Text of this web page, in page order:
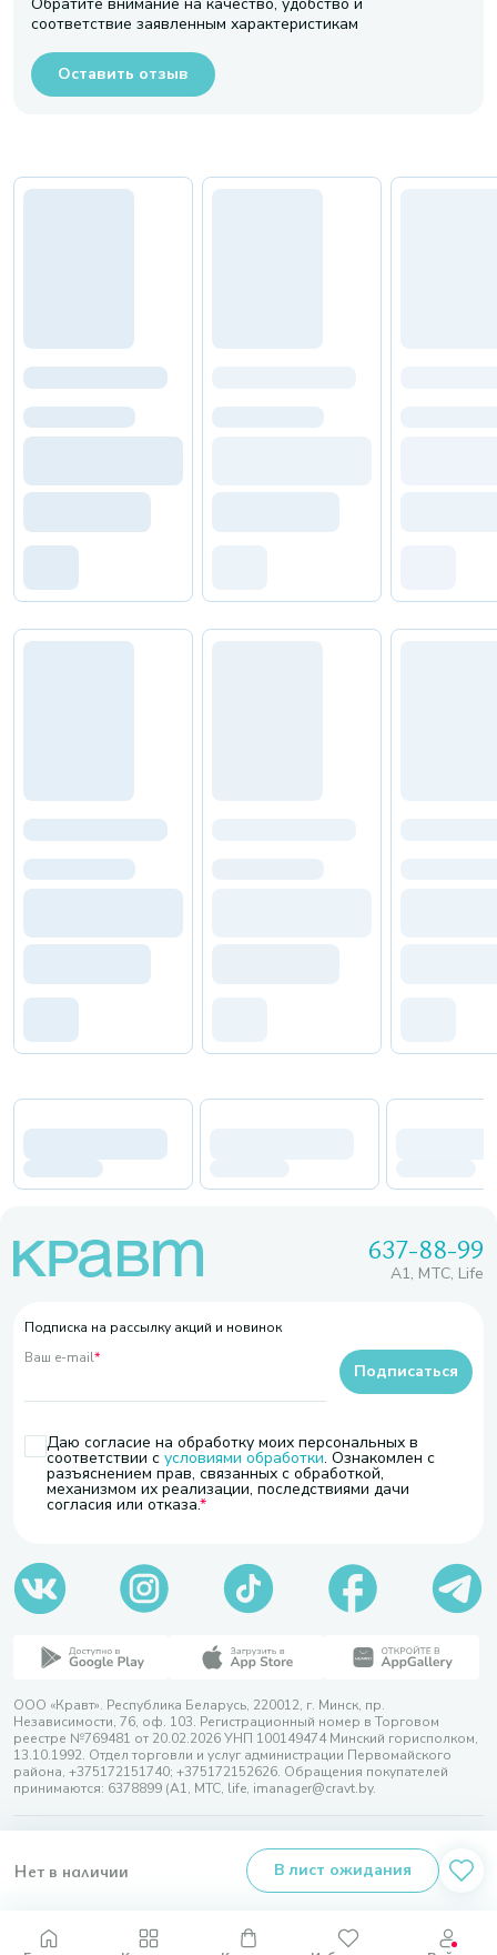
Нет в наличии В лист ожидания
соответствие заявленным характеристикам
Оставить отзыв
637-88-99
A1, МТС, Life
Подписка на рассылку акций и новинок
Ваш e-mail*
Даю согласие на обработку моих персональных в
соответствии с условиями обработки. Ознакомлен с
разъяснением прав, связанных с обработкой,
механизмом их реализации, последствиями дачи
согласия или отказа.
Подписаться
ООО «Кравт». Республика Беларусь, 220012, г. Минск, пр.
Независимости, 76, оф. 103. Регистрационный номер в Торговом
реестре №769481 от 20.02.2026 УНП 100149474 Минский горисполком,
13.10.1992. Отдел торговли и услуг администрации Первомайского
района, +375172151740; +375172152626. Обращения покупателей
принимаются: 6378899 (А1, МТС, life, imanager@cravt.by.
Разработка сайта — SLAM
Выбор настроек Cookie